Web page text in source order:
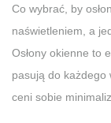
Co wybrać, by
naświetleniem, a
Osłony okienne to
pasują do każdego
ceni sobie